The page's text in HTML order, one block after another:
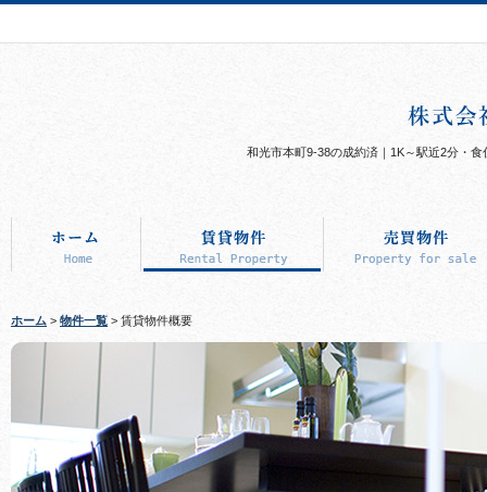
和光市本町9-38の成約済｜1K～駅近2分・
ホーム > 物件一覧 > 賃貸物件概要